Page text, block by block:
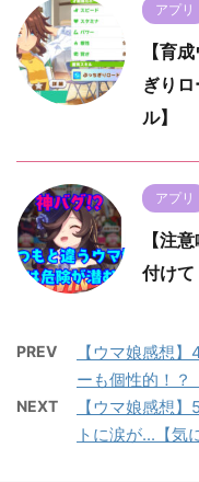
アプリ
【育
ぎり
ル】
アプリ
【注
付けて
PREV
【ウマ娘感想
ーも個性的！？
NEXT
【ウマ娘感想
トに涙が...【気